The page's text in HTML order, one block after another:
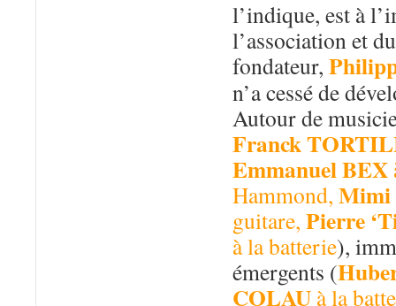
l’indique, est à
l’association et
fondateur,
n’a cessé de
Autour de
Franck
Emmanuel BEX
Hammond,
guitare, Pierre
à la batterie),
émergents (
COLAU à la